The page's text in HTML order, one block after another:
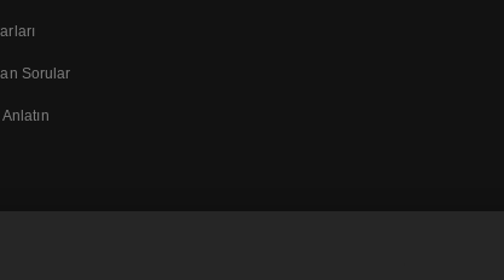
Sorular
Anlatın